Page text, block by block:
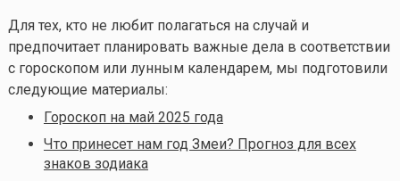
Для тех, кто не любит полагаться на случай и
предпочитает планировать важные дела в соответствии
с гороскопом или лунным календарем, мы подготовили
следующие материалы:
Гороскоп на май 2025 года
Что принесет нам год Змеи? Прогноз для всех
знаков зодиака